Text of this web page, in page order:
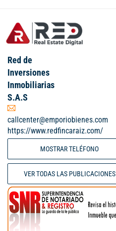
Red de
Inversiones
Inmobiliarias
S.A.S
callcenter@emporiobienes.com
https://www.redfincaraiz.com/
MOSTRAR TELÉFONO
VER TODAS LAS PUBLICACIONES